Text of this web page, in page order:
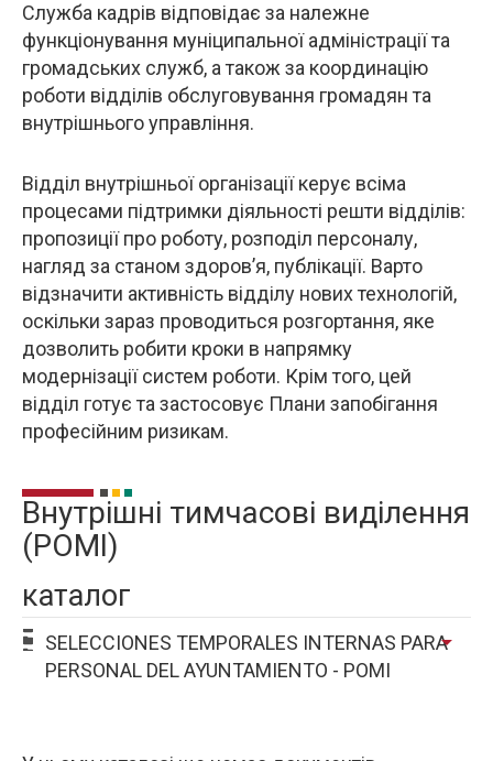
Опис
Служба кадрів відповідає за належне
функціонування муніципальної адміністрації та
громадських служб, а також за координацію
роботи відділів обслуговування громадян та
внутрішнього управління.
Відділ внутрішньої організації керує всіма
процесами підтримки діяльності решти відділів:
пропозиції про роботу, розподіл персоналу,
нагляд за станом здоров’я, публікації. Варто
відзначити активність відділу нових технологій,
оскільки зараз проводиться розгортання, яке
дозволить робити кроки в напрямку
модернізації систем роботи. Крім того, цей
відділ готує та застосовує Плани запобігання
професійним ризикам.
Внутрішні тимчасові виділення
(POMI)
каталог
SELECCIONES TEMPORALES INTERNAS PARA
PERSONAL DEL AYUNTAMIENTO - POMI
arrow_drop_down